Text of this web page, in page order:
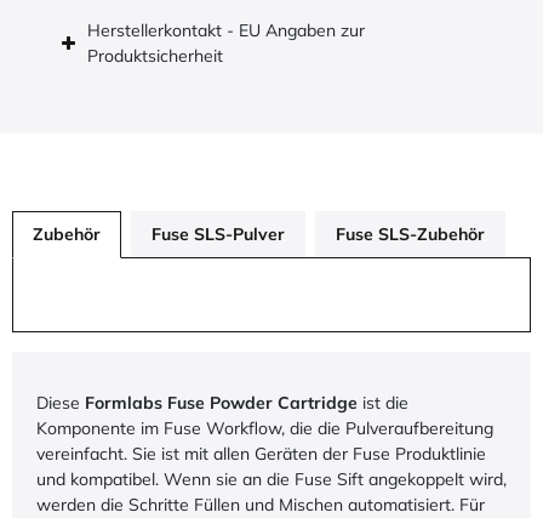
Herstellerkontakt - EU Angaben zur
Produktsicherheit
Zubehör Fuse SLS-Pulver Fuse SLS-Zubehör
Diese Formlabs Fuse Powder Cartridge ist die
Komponente im Fuse Workflow, die die Pulveraufbereitung
vereinfacht. Sie ist mit allen Geräten der Fuse Produktlinie
und kompatibel. Wenn sie an die Fuse Sift angekoppelt wird,
werden die Schritte Füllen und Mischen automatisiert. Für